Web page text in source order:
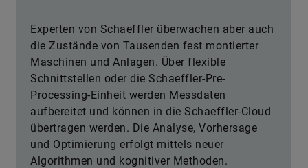
Experten von Schaeffler überwachen aber auch
die Zustände von Tausenden fest montierter
Maschinen und Anlagen. Über flexible
Schnittstellen oder die Schaeffler-Pre-
Processing-Einheit werden Messdaten
aufbereitet und können in die Schaeffler-Cloud
übertragen werden. Die Analyse, Vorhersage
und Optimierung erfolgt mittels neuer
Algorithmen und kognitiver Methoden.